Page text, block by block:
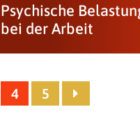
Psychische
bei der Arbeit
4 5